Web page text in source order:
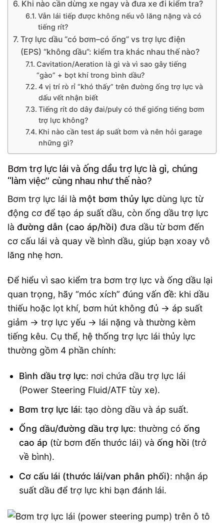
Khi nào cần dừng xe ngay và đưa xe đi kiểm tra?
Vẫn lái tiếp được không nếu vô lăng nặng và có
tiếng rít?
Trợ lực dầu “có bơm–có ống” vs trợ lực điện
(EPS) “không dầu”: kiểm tra khác nhau thế nào?
Cavitation/Aeration là gì và vì sao gây tiếng
“gào” + bọt khí trong bình dầu?
4 vị trí rò rỉ “khó thấy” trên đường ống trợ lực và
dấu vết nhận biết
Tiếng rít do dây đai/puly có thể giống tiếng bơm
trợ lực không?
Khi nào cần test áp suất bơm và nên hỏi garage
những gì?
Bơm trợ lực lái và ống dầu trợ lực là gì, chúng
“làm việc” cùng nhau như thế nào?
Bơm trợ lực lái là một bơm thủy lực dùng lực từ
động cơ để tạo áp suất dầu, còn ống dầu trợ lực
là đường dẫn (cao áp/hồi) đưa dầu từ bơm đến
cơ cấu lái và quay về bình dầu, giúp bạn xoay vô
lăng nhẹ hơn.
Để hiểu vì sao kiểm tra bơm trợ lực và ống dầu lại
quan trọng, hãy “móc xích” đúng vấn đề: khi dầu
thiếu hoặc lọt khí, bơm hút không đủ → áp suất
giảm → trợ lực yếu → lái nặng và thường kèm
tiếng kêu. Cụ thể, hệ thống trợ lực lái thủy lực
thường gồm 4 phần chính:
Bình dầu trợ lực: nơi chứa dầu trợ lực lái
(Power Steering Fluid/ATF tùy xe).
Bơm trợ lực lái: tạo dòng dầu và áp suất.
Ống dầu/đường dầu trợ lực: thường có ống
cao áp (từ bơm đến thước lái) và ống hồi(trở
về bình).
Cơ cấu lái (thước lái/van phân phối): nhận áp
suất dầu để trợ lực khi bạn đánh lái.